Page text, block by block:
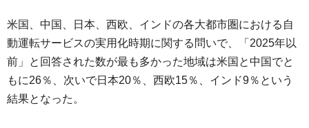
米国、中国、日本、西欧、インドの各大都市圏における自
動運転サービスの実用化時期に関する問いで、「2025年以
前」と回答された数が最も多かった地域は米国と中国でと
もに26％、次いで日本20％、西欧15％、インド9％という
結果となった。